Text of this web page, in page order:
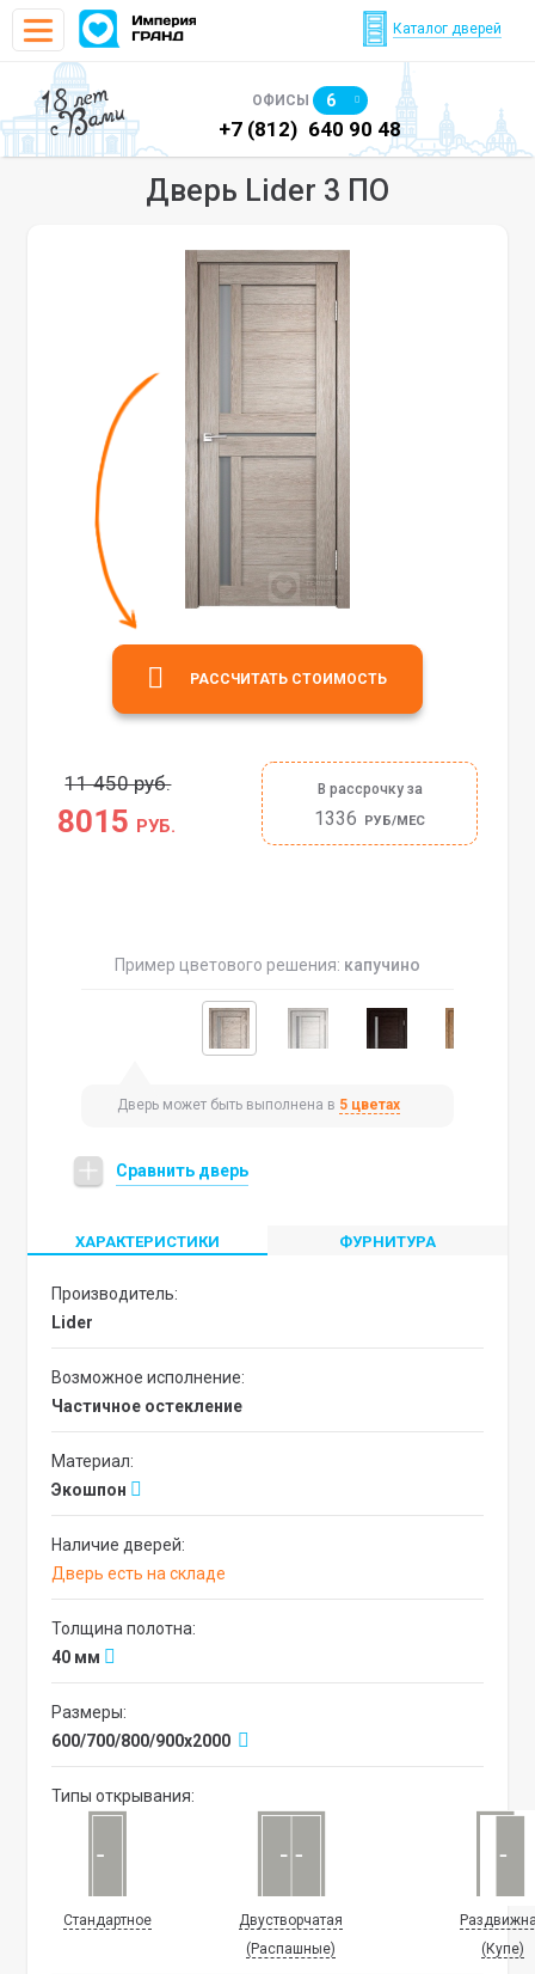
Каталог дверей
18 лет
с Вами ОФИСЫ 6
640 90 48 +7 (812) 640 90 48
Дверь Lider 3 ПО
11 450 руб.
8015 РУБ.
В рассрочку за
1336 РУБ/МЕС
РАССЧИТАТЬ СТОИМОСТЬ
Пример цветового решения: капучино
Дверь может быть выполнена в 5 цветах
Сравнить дверь
ХАРАКТЕРИСТИКИ ФУРНИТУРА
Производитель:
Lider
Возможное исполнение:
Частичное остекление
Материал:
Экошпон
Наличие дверей:
Дверь есть на складе
Толщина полотна:
40 мм
Размеры:
600/700/800/900х2000
Типы открывания:
Стандартное
Двустворчатая
(Распашные)
(Купе)